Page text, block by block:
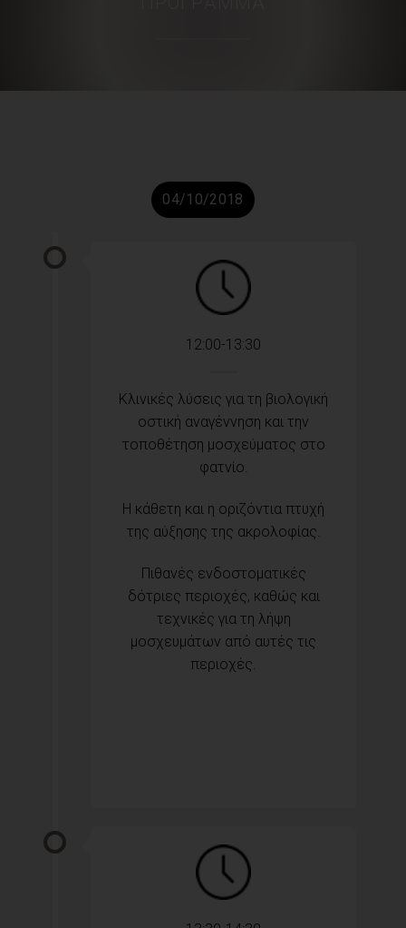
04/10/2018
12:00-13:30
Κλινικές λύσεις για τη βιολογική
οστική αναγέννηση και την
τοποθέτηση μοσχεύματος στο
φατνίο.
Η κάθετη και η οριζόντια πτυχή
της αύξησης της ακρολοφίας.
Πιθανές ενδοστοματικές
δότριες περιοχές, καθώς και
τεχνικές για τη λήψη
μοσχευμάτων από αυτές τις
περιοχές.